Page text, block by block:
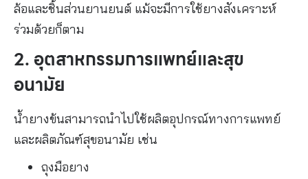
ล้อและชิ้นส่วนยานยนต์ แม้จะมีการใช้ยางสังเคราะห์
ร่วมด้วยก็ตาม
2. อุตสาหกรรมการแพทย์และสุข
อนามัย
น้ำยางข้นสามารถนำไปใช้ผลิตอุปกรณ์ทางการแพทย์
และผลิตภัณฑ์สุขอนามัย เช่น
ถุงมือยาง